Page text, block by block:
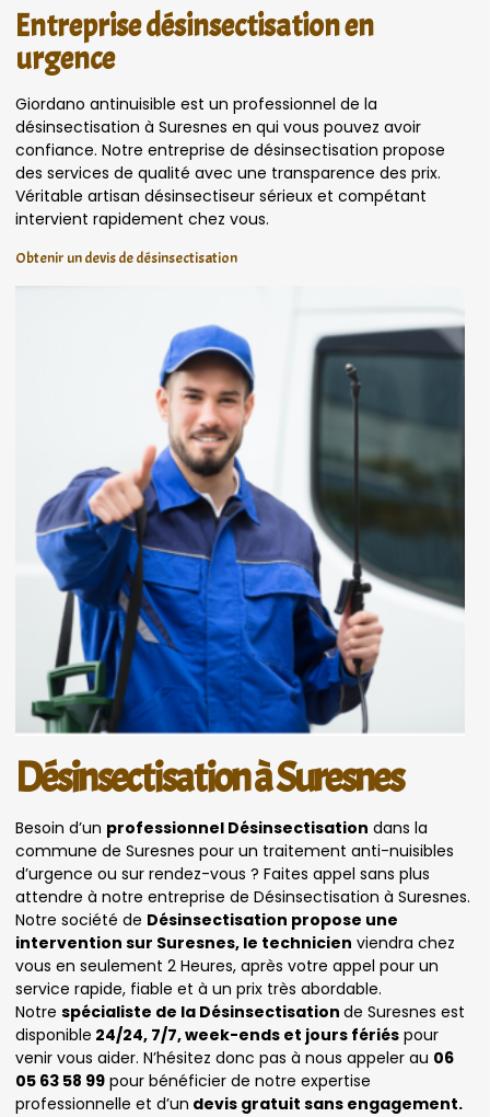
Entreprise désinsectisation en
urgence
Giordano antinuisible est un professionnel de la
désinsectisation à Suresnes en qui vous pouvez avoir
confiance. Notre entreprise de désinsectisation propose
des services de qualité avec une transparence des prix.
Véritable artisan désinsectiseur sérieux et compétant
intervient rapidement chez vous.
Obtenir un devis de désinsectisation
Désinsectisation à Suresnes
Besoin d’un professionnel Désinsectisation dans la
commune de Suresnes pour un traitement anti-nuisibles
d’urgence ou sur rendez-vous ? Faites appel sans plus
attendre à notre entreprise de Désinsectisation à Suresnes.
Notre société de Désinsectisation propose une
intervention sur Suresnes, le technicien viendra chez
vous en seulement 2 Heures, après votre appel pour un
service rapide, fiable et à un prix très abordable.
Notre spécialiste de la Désinsectisation de Suresnes est
disponible 24/24, 7/7, week-ends et jours fériés pour
venir vous aider. N’hésitez donc pas à nous appeler au 06
05 63 58 99 pour bénéficier de notre expertise
professionnelle et d’un devis gratuit sans engagement.